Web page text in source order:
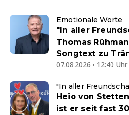
Emotionale Worte
"In aller
Thomas
Songtext zu
07.08.2026 • 12:40 Uhr
"In aller
Heio von
ist er seit fast